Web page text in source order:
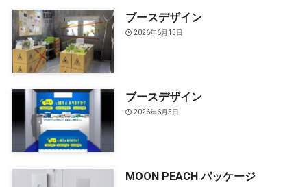
ブースデザイン
2026年6月15日
ブースデザイン
2026年6月5日
MOON PEACH パッケージ